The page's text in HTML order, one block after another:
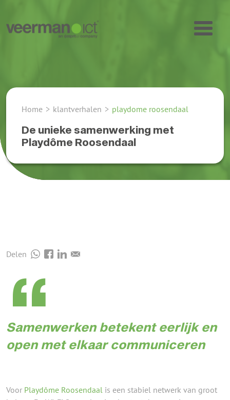
Home > klantverhalen > playdome roosendaal
De unieke samenwerking met
Playdôme Roosendaal
Delen
Samenwerken betekent eerlijk en
open met elkaar communiceren
Voor Playdôme Roosendaal is een stabiel netwerk van groot